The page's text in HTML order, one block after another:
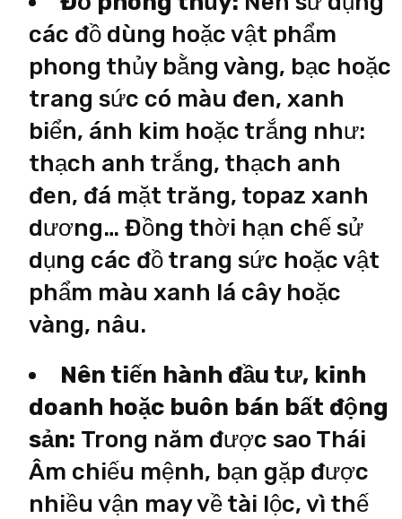
các đồ dùng hoặc vật phẩm
phong thủy bằng vàng, bạc hoặc
trang sức có màu đen, xanh
biển, ánh kim hoặc trắng như:
thạch anh trắng, thạch anh
đen, đá mặt trăng, topaz xanh
dương… Đồng thời hạn chế sử
dụng các đồ trang sức hoặc vật
phẩm màu xanh lá cây hoặc
vàng, nâu.
Nên tiến hành đầu tư, kinh
doanh hoặc buôn bán bất động
sản: Trong năm được sao Thái
Âm chiếu mệnh, bạn gặp được
nhiều vận may về tài lộc, vì thế